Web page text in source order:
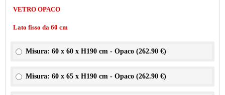
VETRO OPACO
Lato fisso da 60 cm
Misura: 60 x 60 x H190 cm - Opaco (262.90 €)
Misura: 60 x 65 x H190 cm - Opaco (262.90 €)